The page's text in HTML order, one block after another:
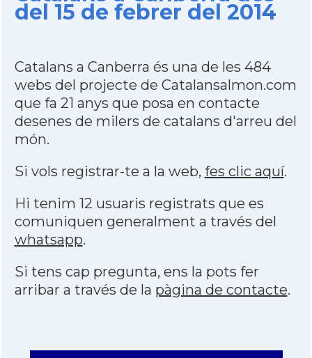
del 15 de febrer del 2014
Catalans a Canberra és una de les 484
webs del projecte de Catalansalmon.com
que fa 21 anys que posa en contacte
desenes de milers de catalans d'arreu del
món.
Si vols registrar-te a la web, fes clic aquí.
Hi tenim 12 usuaris registrats que es
comuniquen generalment a través del
whatsapp.
Si tens cap pregunta, ens la pots fer
arribar a través de la pàgina de contacte.